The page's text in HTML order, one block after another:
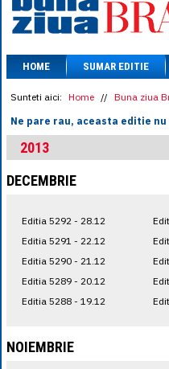
HOME SUMAR EDITIE
Sunteti aici: Home // Buna ziua
Ne pare rau, aceasta editie
2013
DECEMBRIE
Editia 5292 - 28.12
Editia 5291 - 22.12
Editia 5290 - 21.12
Editia 5289 - 20.12
Editia 5288 - 19.12
NOIEMBRIE